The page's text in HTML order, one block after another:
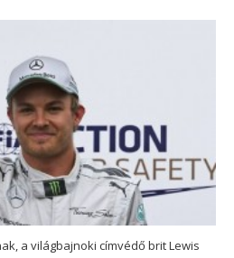
a világbajnoki címvédő brit Lewis